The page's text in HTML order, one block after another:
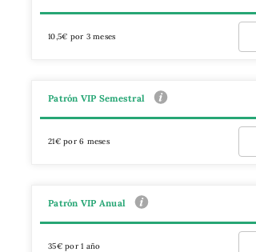
10,5€ por 3 meses
Patrón VIP Semestral
21€ por 6 meses
Patrón VIP Anual
35€ por 1 año